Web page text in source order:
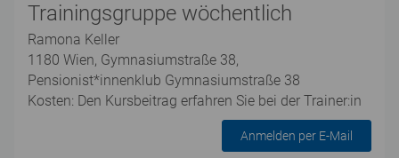
Trainingsgruppe wöchentlich
Ramona Keller
1180 Wien, Gymnasiumstraße 38,
Pensionist*innenklub Gymnasiumstraße 38
Kosten: Den Kursbeitrag erfahren Sie bei der Trainer:in
Anmelden per E-Mail